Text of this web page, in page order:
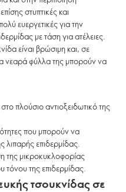
στυπτικές και
ευεργετικές για την
με τάση για ατέλειες.
είναι βρώσιμη και, σε
νεαρά φύλλα της μπορούν να
πλούσιο αντιοξειδωτικό της
που μπορούν να
επιδερμίδας.
της μικροκυκλοφορίας
της επιδερμίδας.
τσουκνίδας σε